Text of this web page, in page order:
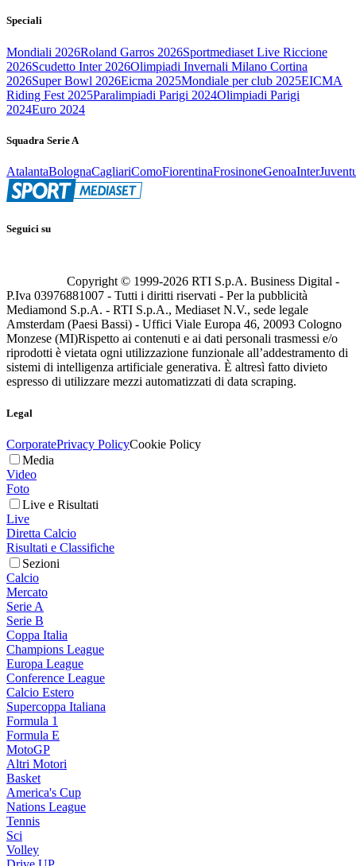
Speciali
Mondiali 2026Roland Garros 2026Sportmediaset Live Riccione
2026Scudetto Inter 2026Olimpiadi Invernali Milano Cortina
2026Super Bowl 2026Eicma 2025Mondiale per club 2025EICMA
Riding Fest 2025Paralimpiadi Parigi 2024Olimpiadi Parigi
2024Euro 2024
Squadra Serie A
AtalantaBolognaCagliariComoFiorentinaFrosinoneGenoaInter
Seguici su
Copyright © 1999-2026 RTI S.p.A. Business Digital -
P.Iva 03976881007 - Tutti i diritti riservati - Per la pubblicità
Mediamond S.p.A. - RTI S.p.A., Mediaset N.V., sede legale
Amsterdam (Paesi Bassi) - Uffici Viale Europa 46, 20093 Cologno
Monzese (MI)Rispetto ai contenuti e ai dati personali trasmessi e/o
riprodotti è vietata ogni utilizzazione funzionale all’addestramento di
sistemi di intelligenza artificiale generativa. È altresì fatto divieto
espresso di utilizzare mezzi automatizzati di data scraping.
Legal
CorporatePrivacy PolicyCookie Policy
Media
Video
Foto
Live e Risultati
Live
Diretta Calcio
Risultati e Classifiche
Sezioni
Calcio
Mercato
Serie A
Serie B
Coppa Italia
Champions League
Europa League
Conference League
Calcio Estero
Supercoppa Italiana
Formula 1
Formula E
MotoGP
Altri Motori
Basket
America's Cup
Nations League
Tennis
Sci
Volley